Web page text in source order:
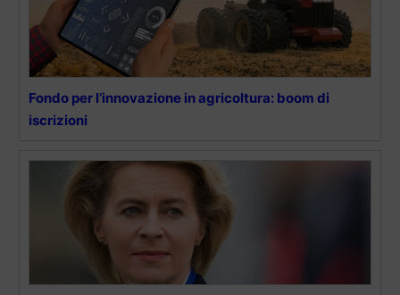
Fondo per l’innovazione in agricoltura: boom di
iscrizioni